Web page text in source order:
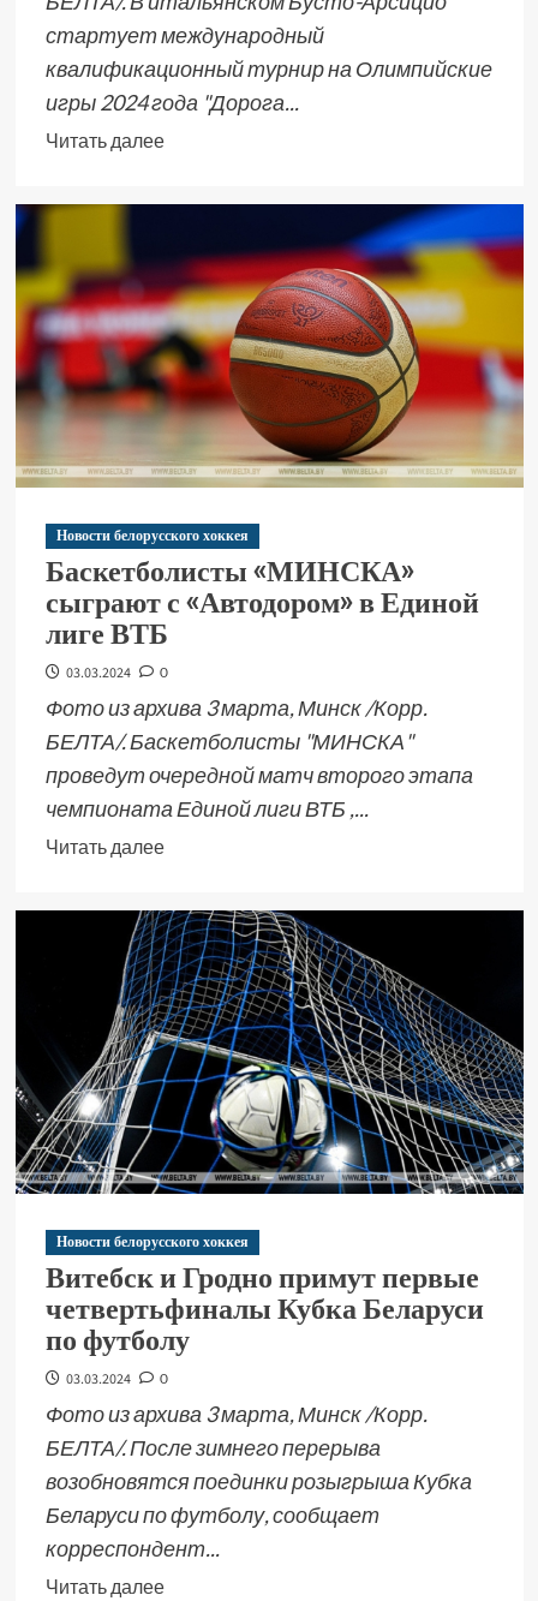
стартует международный
квалификационный турнир на Олимпийские
игры 2024 года "Дорога...
Читать далее
Новости белорусского хоккея
Баскетболисты «МИНСКА»
сыграют с «Автодором» в Единой
лиге ВТБ
03.03.2024 0
Фото из архива 3 марта, Минск /Корр.
БЕЛТА/. Баскетболисты "МИНСКА"
проведут очередной матч второго этапа
чемпионата Единой лиги ВТБ ,...
Читать далее
Новости белорусского хоккея
Витебск и Гродно примут первые
четвертьфиналы Кубка Беларуси
по футболу
03.03.2024 0
Фото из архива 3 марта, Минск /Корр.
БЕЛТА/. После зимнего перерыва
возобновятся поединки розыгрыша Кубка
Беларуси по футболу, сообщает
корреспондент...
Читать далее